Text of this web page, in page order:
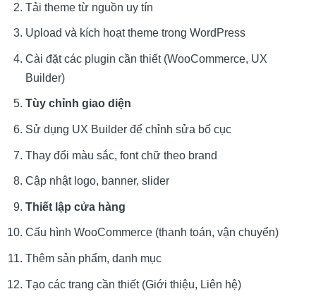
Tải theme từ nguồn uy tín
Upload và kích hoạt theme trong WordPress
Cài đặt các plugin cần thiết (WooCommerce, UX
Builder)
Tùy chỉnh giao diện
Sử dụng UX Builder để chỉnh sửa bố cục
Thay đổi màu sắc, font chữ theo brand
Cập nhật logo, banner, slider
Thiết lập cửa hàng
Cấu hình WooCommerce (thanh toán, vận chuyển)
Thêm sản phẩm, danh mục
Tạo các trang cần thiết (Giới thiệu, Liên hệ)